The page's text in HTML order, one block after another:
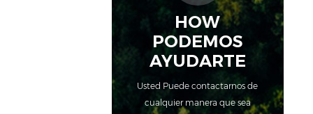
HOW
PODEMOS
AYUDARTE
Usted Puede contactarnos de
cualquier manera que sea